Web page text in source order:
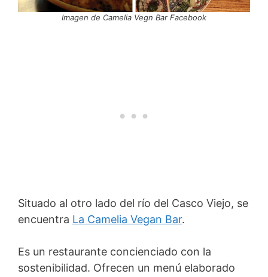
Imagen de Camelia Vegn Bar Facebook
Situado al otro lado del río del Casco Viejo, se
encuentra La Camelia Vegan Bar.
Es un restaurante concienciado con la
sostenibilidad. Ofrecen un menú elaborado